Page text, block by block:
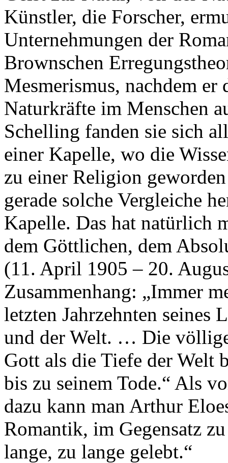
Künstler, die Forscher,
Unternehmungen der
Brownschen
Mesmerismus, nachdem
Naturkräfte im Menschen
Schelling fanden sie sich
einer Kapelle, wo die
zu einer Religion
gerade solche Vergleiche
Kapelle. Das hat natürlich
dem Göttlichen, dem
(11. April 1905 – 20.
Zusammenhang: „Immer
letzten Jahrzehnten seines
und der Welt. … Die
Gott als die Tiefe der Welt
bis zu seinem Tode.“ Als
dazu kann man Arthur
Romantik, im Gegensatz
lange, zu lange gelebt.“